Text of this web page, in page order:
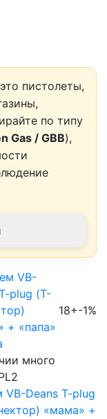
пистолеты,
по типу
Gas / GBB),
18+-1%
много
VB-Deans T-plug
«мама» +